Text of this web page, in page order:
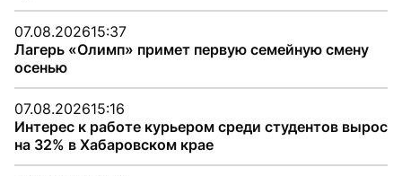
07.08.202615:37
Лагерь «Олимп» примет первую семейную смену
осенью
07.08.202615:16
Интерес к работе курьером среди студентов вырос
на 32% в Хабаровском крае